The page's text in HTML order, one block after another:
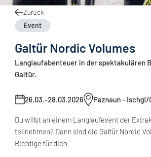
Zurück
Event
Galtür Nordic Volumes
Langlaufabenteuer in der spektakulären
Galtür.
26.03.–28.03.2026 Paznaun -
Du willst an einem Langlaufevent der
teilnehmen? Dann sind die Galtür Nordic
Richtige für dich